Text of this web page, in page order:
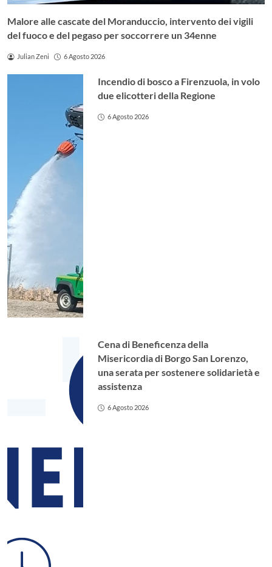
Malore alle cascate del Moranduccio, intervento dei vigili
del fuoco e del pegaso per soccorrere un 34enne
Julian Zeni 6 Agosto 2026
Incendio di bosco a Firenzuola, in volo
due elicotteri della Regione
6 Agosto 2026
Cena di Beneficenza della
Misericordia di Borgo San Lorenzo,
una serata per sostenere solidarietà e
assistenza
6 Agosto 2026